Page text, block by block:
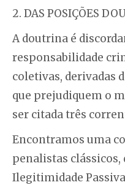
2. DAS POSIÇÕES
A doutrina é
responsabilidade
coletivas, derivadas
que prejudiquem o
ser citada três
Encontramos uma
penalistas clássicos,
Ilegitimidade